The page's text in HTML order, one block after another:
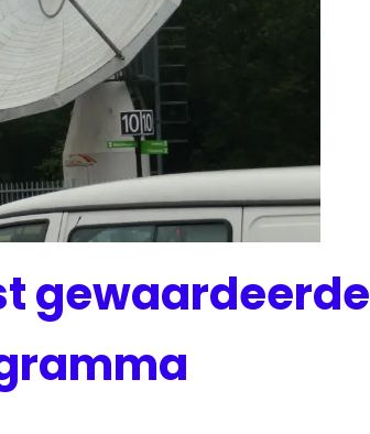
gewaardeerde